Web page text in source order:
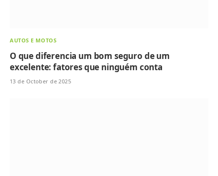
AUTOS E MOTOS
O que diferencia um bom seguro de um
excelente: fatores que ninguém conta
13 de October de 2025